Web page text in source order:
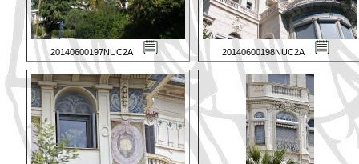
20140600197NUC2A 20140600198NUC2A